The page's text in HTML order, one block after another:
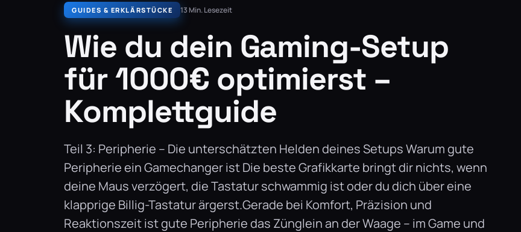
GUIDES & ERKLÄRSTÜCKE 13 Min. Lesezeit
Wie du dein Gaming-Setup
für 1000€ optimierst –
Komplettguide
Teil 3: Peripherie – Die unterschätzten Helden deines Setups Warum gute
Peripherie ein Gamechanger ist Die beste Grafikkarte bringt dir nichts, wenn
deine Maus verzögert, die Tastatur schwammig ist oder du dich über eine
klapprige Billig-Tastatur ärgerst.Gerade bei Komfort, Präzision und
Reaktionszeit ist gute Peripherie das Zünglein an der Waage – im Game und